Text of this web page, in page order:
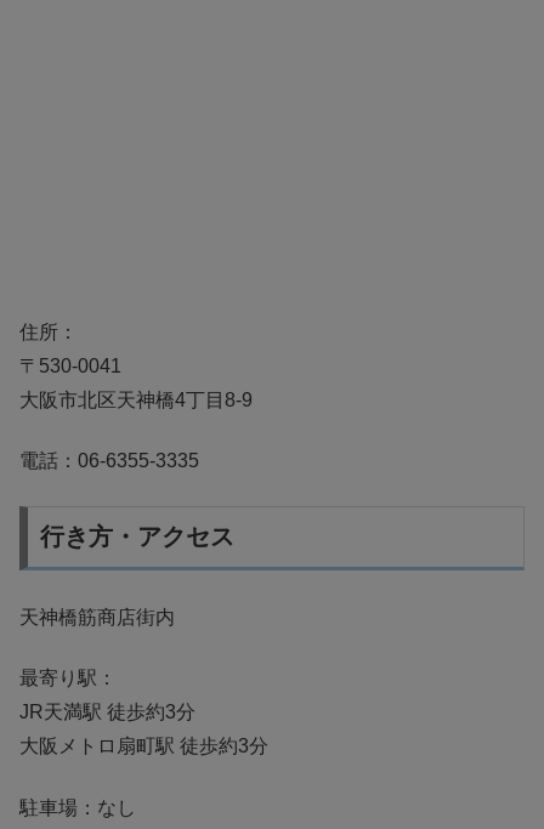
住所：
〒530-0041
大阪市北区天神橋4丁目8-9
電話：06-6355-3335
行き方・アクセス
天神橋筋商店街内
最寄り駅：
JR天満駅 徒歩約3分
大阪メトロ扇町駅 徒歩約3分
駐車場：なし